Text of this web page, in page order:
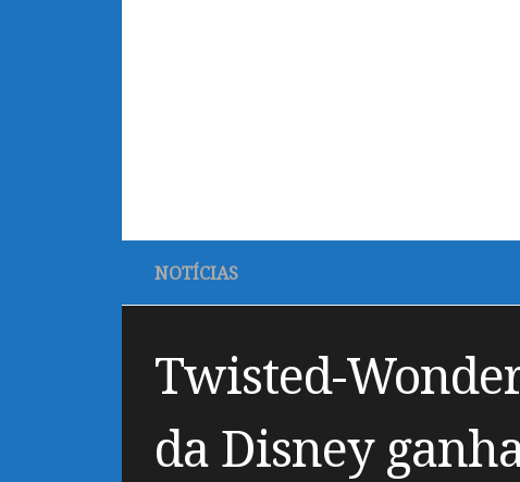
NOTÍCIAS
Twisted-
da Disney